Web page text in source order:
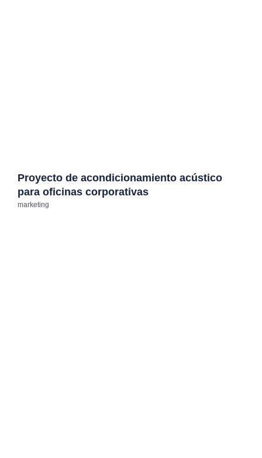
Proyecto de acondicionamiento acústico
para oficinas corporativas
marketing